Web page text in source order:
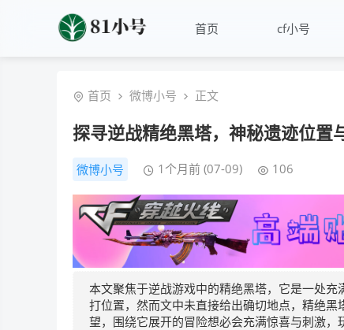
首页 cf小号
首页 微博小号 正文
探寻逆战精绝黑塔，神秘遗迹位置
微博小号 1个月前 (07-09) 106
本文聚焦于逆战游戏中的精绝黑塔，它是一处
打位置，然而文中未直接给出确切地点，精绝
望，围绕它展开的冒险想必会充满惊喜与刺激，